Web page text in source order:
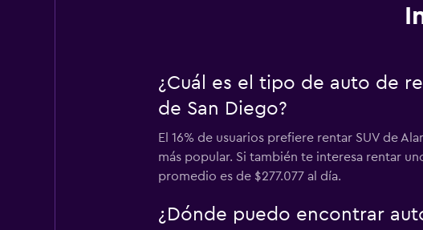
¿Cuál es el tipo de auto de
de San Diego?
El 16% de usuarios prefiere rentar SUV de
más popular. Si también te interesa rentar
promedio es de $277.077 al día.
¿Dónde puedo encontrar